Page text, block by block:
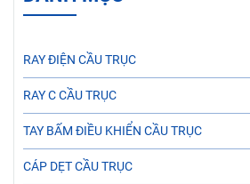
RAY ĐIỆN CẦU TRỤC
RAY C CẦU TRỤC
TAY BẤM ĐIỀU KHIỂN CẦU TRỤC
CÁP DẸT CẦU TRỤC